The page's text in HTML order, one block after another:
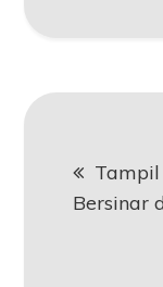
pos
Bersinar